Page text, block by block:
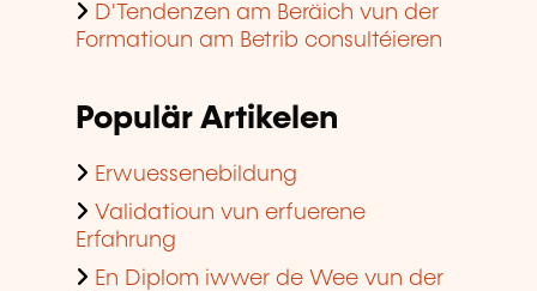
D'Tendenzen am Beräich vun der
Formatioun am Betrib consultéieren
Populär Artikelen
Erwuessenebildung
Validatioun vun erfuerene
Erfahrung
En Diplom iwwer de Wee vun der